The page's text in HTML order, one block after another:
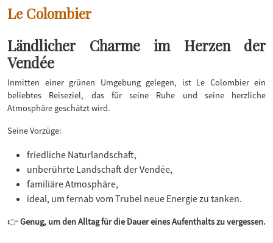
Le Colombier
Ländlicher Charme im Herzen der
Vendée
Inmitten einer grünen Umgebung gelegen, ist Le Colombier ein
beliebtes Reiseziel, das für seine Ruhe und seine herzliche
Atmosphäre geschätzt wird.
Seine Vorzüge:
friedliche Naturlandschaft,
unberührte Landschaft der Vendée,
familiäre Atmosphäre,
ideal, um fernab vom Trubel neue Energie zu tanken.
👉Genug, um den Alltag für die Dauer eines Aufenthalts zu vergessen.